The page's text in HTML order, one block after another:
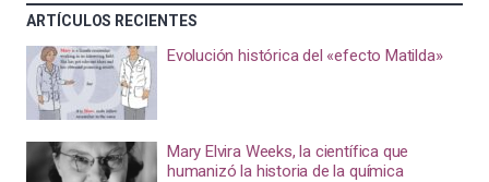
ARTÍCULOS RECIENTES
Evolución histórica del «efecto Matilda»
Mary Elvira Weeks, la científica que
humanizó la historia de la química